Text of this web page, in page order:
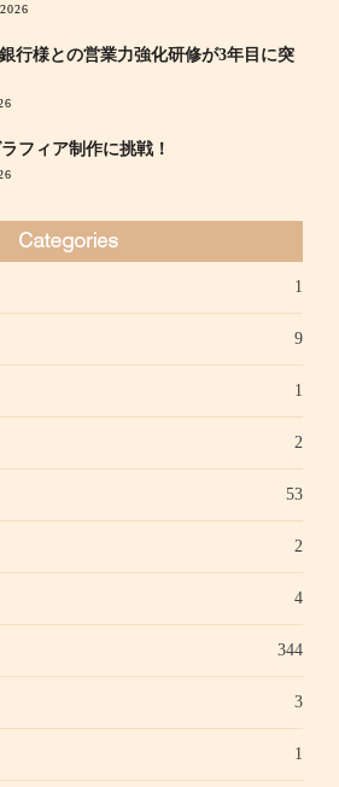
行様との営業力強化研修が3年目に突
フィア制作に挑戦！
1
9
1
2
53
2
4
344
3
1